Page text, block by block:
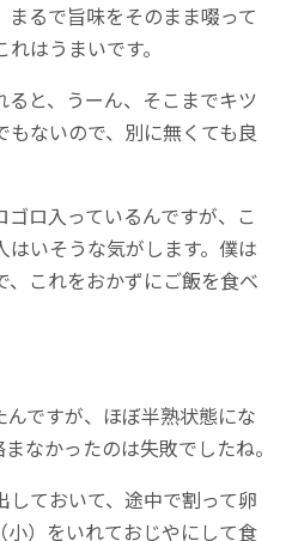
るで旨味をそのまま啜って
はうまいです。
ると、うーん、そこまでキツ
ないので、別に無くても良
ロ入っているんですが、こ
いそうな気がします。僕は
これをおかずにご飯を食べ
ですが、ほぼ半熟状態にな
なかったのは失敗でしたね。
ておいて、途中で割って卵
小）をいれておじやにして食